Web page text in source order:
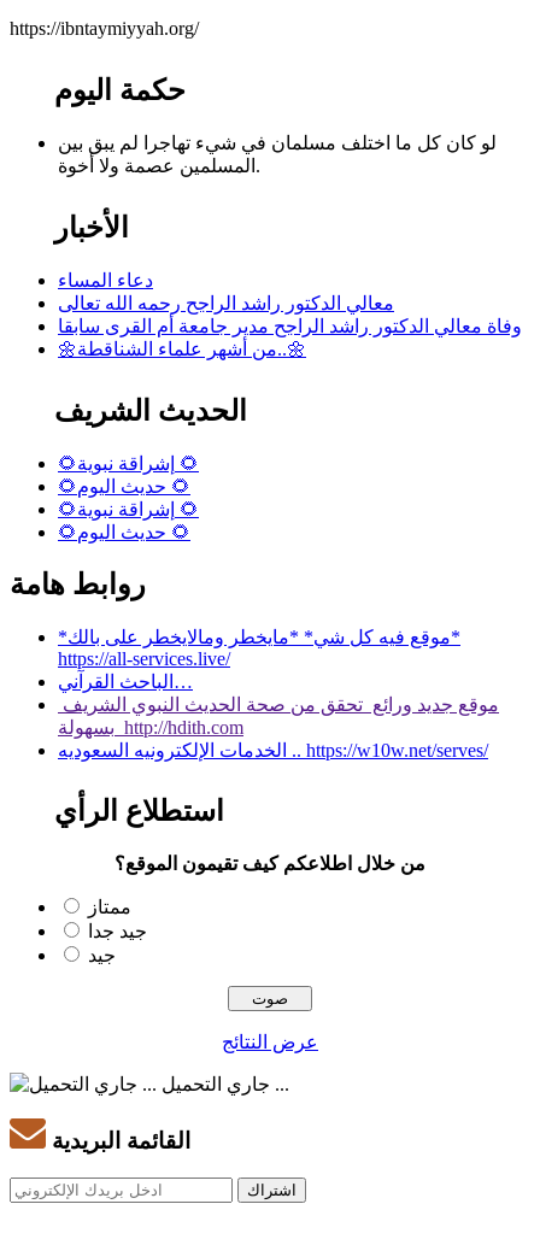
https://ibntaymiyyah.org/
حكمة اليوم
لو كان كل ما اختلف مسلمان في شيء تهاجرا لم يبق بين
المسلمين عصمة ولا أخوة.
الأخبار
دعاء المساء
معالي الدكتور راشد الراجح رحمه الله تعالى
وفاة معالي الدكتور راشد الراجح مدير جامعة أم القرى سابقا
🌼من أشهر علماء الشناقطة..🌼
الحديث الشريف
🌻إشراقة نبوية 🌻
🌻حديث اليوم 🌻
🌻إشراقة نبوية 🌻
🌻حديث اليوم 🌻
روابط هامة
*موقع فيه كل شي* *مايخطر ومالايخطر على بالك*
https://all-services.live/
الباحث القرآني…
موقع جديد ورائع تحقق من صحة الحديث النبوي الشريف
بسهولة http://hdith.com
الخدمات الإلكترونيه السعوديه .. https://w10w.net/serves/
استطلاع الرأي
من خلال اطلاعكم كيف تقيمون الموقع؟
ممتاز
جيد جدا
جيد
عرض النتائج
جاري التحميل ...
القائمة البريدية